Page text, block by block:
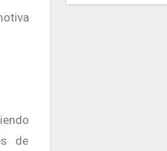
de